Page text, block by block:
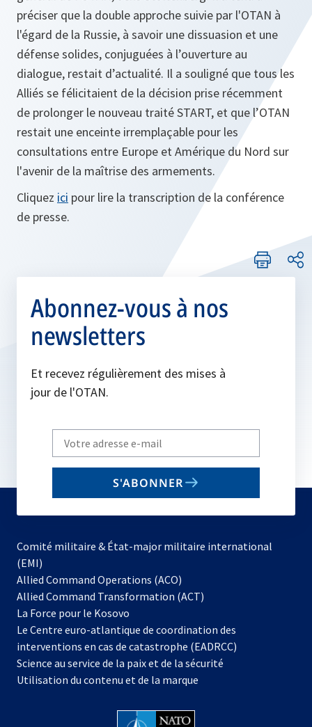
préciser que la double approche suivie par l'OTAN à
l'égard de la Russie, à savoir une dissuasion et une
défense solides, conjuguées à l’ouverture au
dialogue, restait d’actualité. Il a souligné que tous les
Alliés se félicitaient de la décision prise récemment
de prolonger le nouveau traité START, et que l’OTAN
restait une enceinte irremplaçable pour les
consultations entre Europe et Amérique du Nord sur
l'avenir de la maîtrise des armements.
Cliquez ici pour lire la transcription de la conférence
de presse.
Abonnez-vous à nos
newsletters
Et recevez régulièrement des mises à
jour de l'OTAN.
Write
your
email
S'ABONNER
Comité militaire & État-major militaire international
(EMI)
Allied Command Operations (ACO)
dans
nouvel
onglet
Allied Command Transformation (ACT)
La Force pour le Kosovo
dans
un
nouvel
onglet
Le Centre euro-atlantique de coordination des
interventions en cas de catastrophe (EADRCC)
Science au service de la paix et de la sécurité
Utilisation du contenu et de la marque